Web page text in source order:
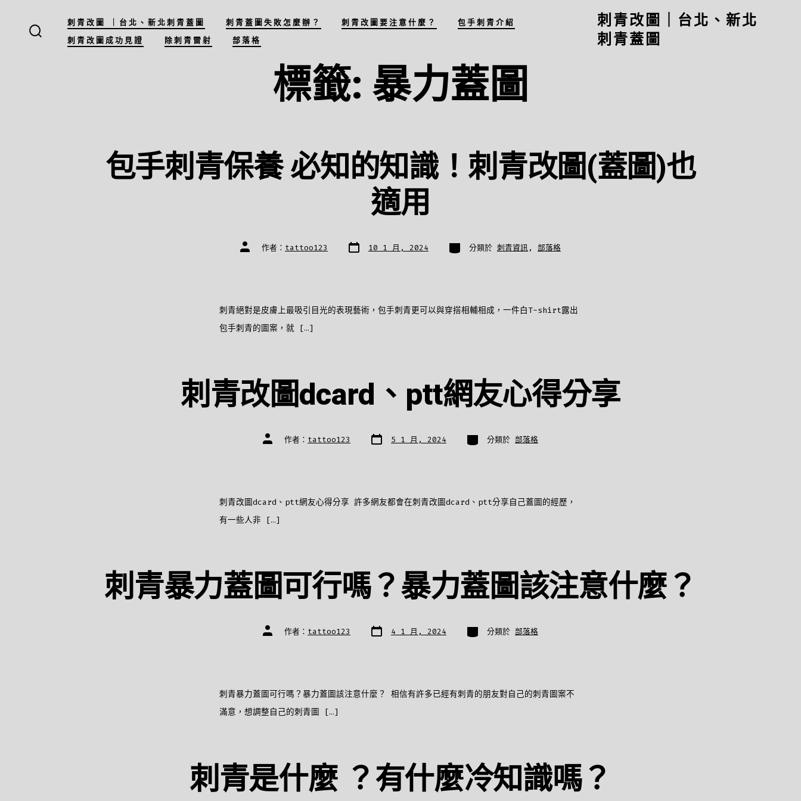
刺青改圖｜台北、新北
刺青蓋圖
刺青改圖 ｜台北、新北刺青蓋圖 刺青蓋圖失敗怎麼辦？ 刺青改圖要注意什麼？
包手刺青介紹
刺青改圖成功見證
除刺青雷射 部落格
標籤: 暴力蓋圖
包手刺青保養 必知的知識！刺青改圖(蓋圖)也
適用
文
章 作者： tattoo123 發
表 10 1 月, 2024 分
類 分類於 刺青資訊, 部落格
刺青絕對是皮膚上最吸引目光的表現藝術，包手刺青更可以與穿搭相輔相成，一件白T-shirt露出
包手刺青的圖案，就 […]
刺青改圖dcard、ptt網友心得分享
文
章 作者： tattoo123 發
表 5 1 月, 2024 分
類 分類於 部落格
刺青改圖dcard、ptt網友心得分享 許多網友都會在刺青改圖dcard、ptt分享自己蓋圖的經歷，
有一些人非 […]
刺青暴力蓋圖可行嗎？暴力蓋圖該注意什麼？
文
章 作者： tattoo123 發
表 4 1 月, 2024 分
類 分類於 部落格
刺青暴力蓋圖可行嗎？暴力蓋圖該注意什麼？ 相信有許多已經有刺青的朋友對自己的刺青圖案不
滿意，想調整自己的刺青圖 […]
刺青是什麼 ？有什麼冷知識嗎？